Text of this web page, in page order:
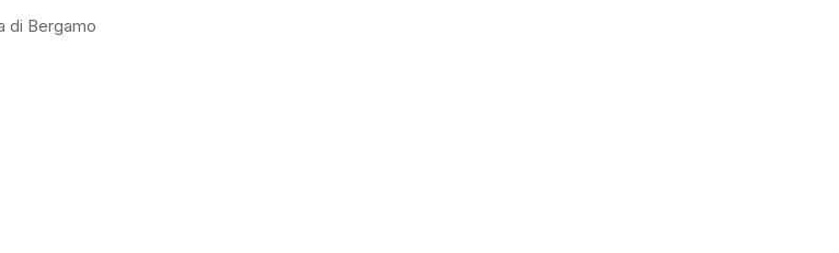
di Bergamo